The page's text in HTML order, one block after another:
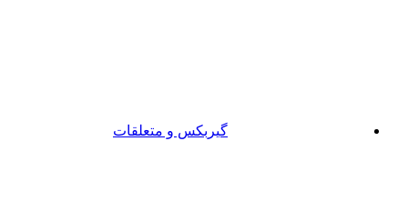
گیربکس و متعلقات